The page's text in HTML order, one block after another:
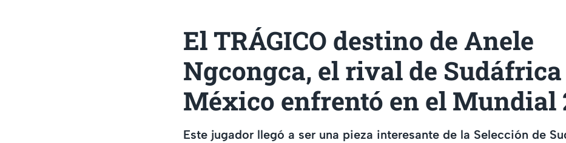
El TRÁGICO destino de Anele
Ngcongca, el rival de Sudáfrica
México enfrentó en el Mundial
Este jugador llegó a ser una pieza interesante de la Selección de